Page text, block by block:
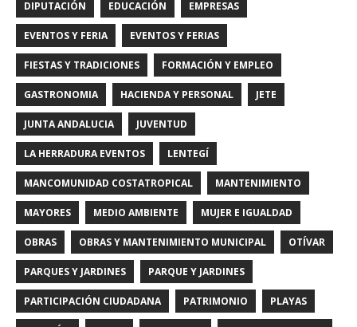
DIPUTACIÓN EDUCACIÓN EMPRESAS
EVENTOS Y FERIA EVENTOS Y FERIAS
FIESTAS Y TRADICIONES FORMACIÓN Y EMPLEO
GASTRONOMIA HACIENDA Y PERSONAL JETE
JUNTA ANDALUCIA JUVENTUD
LA HERRADURA EVENTOS LENTEGÍ
MANCOMUNIDAD COSTATROPICAL MANTENIMIENTO
MAYORES MEDIO AMBIENTE MUJER E IGUALDAD
OBRAS OBRAS Y MANTENIMIENTO MUNICIPAL OTÍVAR
PARQUES Y JARDINES PARQUE Y JARDINES
PARTICIPACIÓN CIUDADANA PATRIMONIO PLAYAS